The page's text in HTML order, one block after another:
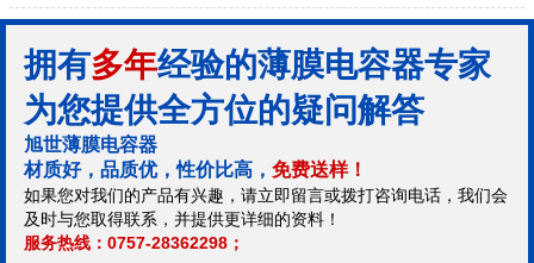
拥有多年经验的薄膜电容器专家
为您提供全方位的疑问解答
旭世薄膜电容器
材质好，品质优，性价比高， 免费送样！
如果您对我们的产品有兴趣，请立即留言或拨打咨询电话，我们会
及时与您取得联系，并提供更详细的资料！
服务热线：0757-28362298；